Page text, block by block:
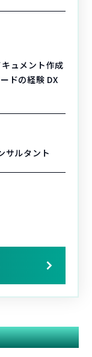
ュメント作成
ドの経験 DX
サルタント